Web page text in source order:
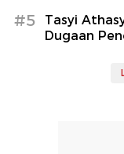
#5
Tasyi
Dugaan